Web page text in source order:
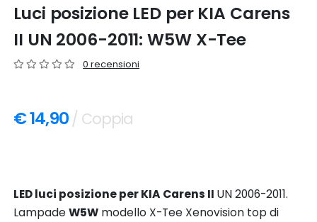
Luci posizione LED per KIA Carens
II UN 2006-2011: W5W X-Tee
0 recensioni
€ 14,90 / Coppia
LED luci posizione per KIA Carens II UN 2006-2011.
LampadeW5W modello X-Tee Xenovision top di